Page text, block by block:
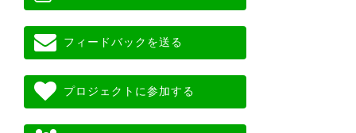
フィードバックを送る
プロジェクトに参加する